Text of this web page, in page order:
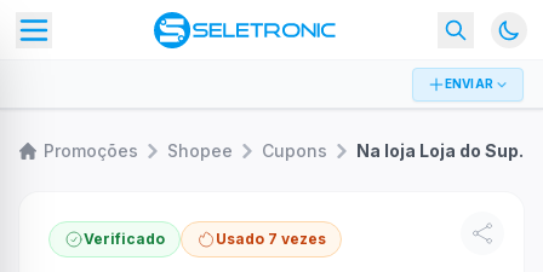
ENVIAR
Promoções Shopee Cupons Na loja Loja do Suplemento: 5% OFF na loja toda
Verificado Usado 7 vezes